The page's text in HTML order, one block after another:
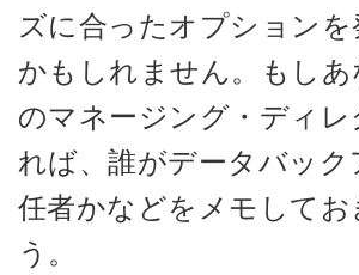
ズに合ったオプションを
かもしれません。もし
のマネージング・ディレ
れば、誰がデータバッ
任者かなどをメモしてお
う。